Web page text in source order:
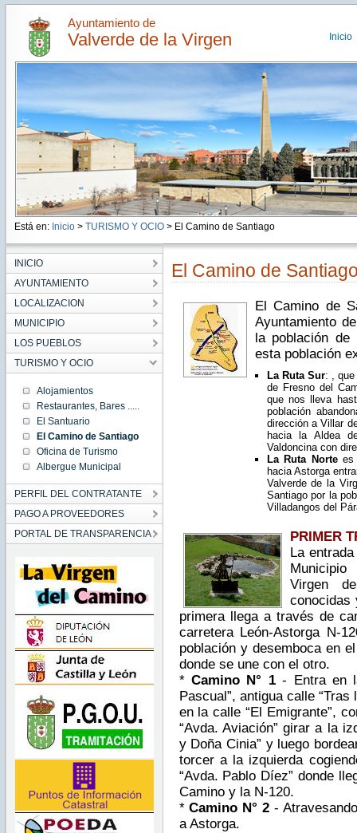
Ayuntamiento de
Valverde de la Virgen Inicio
Está en: Inicio > TURISMO Y OCIO> El Camino de Santiago
INICIO
AYUNTAMIENTO
LOCALIZACION
MUNICIPIO
LOS PUEBLOS
TURISMO Y OCIO
Alojamientos
Restaurantes, Bares .....
El Santuario
El Camino de Santiago
Oficina de Turismo
Albergue Municipal
PERFIL DEL CONTRATANTE
PAGO A PROVEEDORES
PORTAL DE TRANSPARENCIA
El Camino de
El Camino de
Ayuntamiento
la población
esta población
La Ruta Sur: , que
de Fresno del
que nos lleva
población
dirección a Villar
hacia la Aldea
Valdoncina con
La Ruta Nortees
hacia Astorga
Valverde de la
Santiago por la
Villadangos del
PRIMER
La
Virgen
conocidas
primera llega a través de
carretera León-Astorga N-
población y desemboca en
donde se une con el otro.
* Camino N° 1- Entra en
Pascual”, antigua calle
en la calle “El Emigrante”,
“Avda. Aviación” girar a la
y Doña Cinia” y luego
torcer a la izquierda
“Avda. Pablo Díez” donde
Camino y la N-120.
*Camino N° 2-
a Astorga.